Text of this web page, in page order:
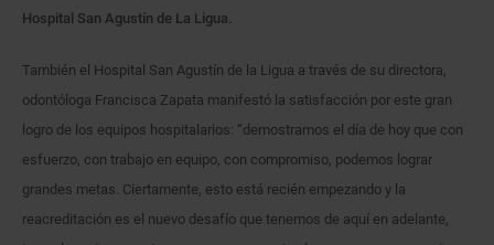
Hospital San Agustín de La Ligua.
También el Hospital San Agustín de la Ligua a través de su directora,
odontóloga Francisca Zapata manifestó la satisfacción por este gran
logro de los equipos hospitalarios: “demostramos el día de hoy que con
esfuerzo, con trabajo en equipo, con compromiso, podemos lograr
grandes metas. Ciertamente, esto está recién empezando y la
reacreditación es el nuevo desafío que tenemos de aquí en adelante,